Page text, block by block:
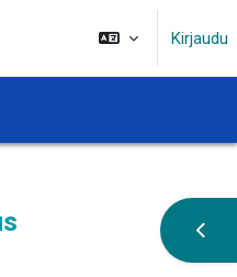
Kirjaudu
Avaa